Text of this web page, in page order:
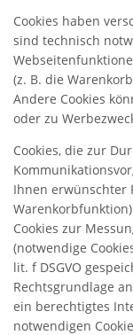
Cookies haben
sind technisch
(z. B. die
Andere Cookies
oder zu
Cookies, die zur
Ihnen erwünschter
Cookies zur
(notwendige
lit. f DSGVO
Rechtsgrundlage
ein berechtigtes
notwendigen